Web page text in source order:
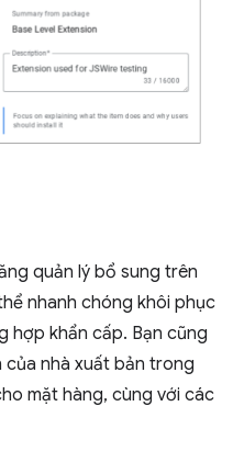
quản lý bổ sung trên
nhanh chóng khôi phục
hợp khẩn cấp. Bạn cũng
nhà xuất bản trong
mặt hàng, cùng với các